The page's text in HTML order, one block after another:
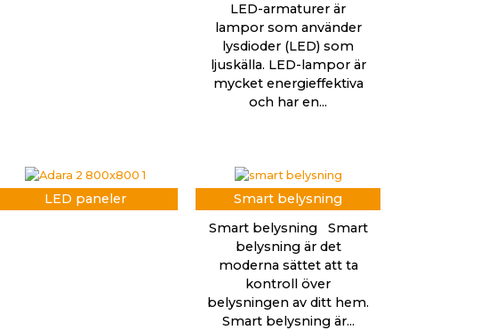
LED-armaturer är
lampor som använder
lysdioder (LED) som
ljuskälla. LED-lampor är
mycket energieffektiva
och har en...
LED paneler
Smart belysning
Smart belysning Smart
belysning är det
moderna sättet att ta
kontroll över
belysningen av ditt hem.
Smart belysning är...